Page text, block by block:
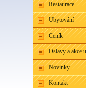
Restaurace
Ubytování
Ceník
Oslavy a akce
Novinky
Kontakt